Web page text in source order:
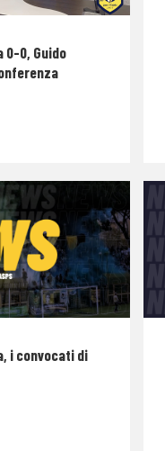
0-0, Guido
i convocati di